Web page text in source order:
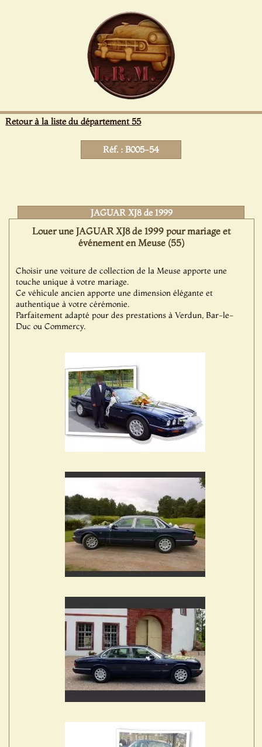
Retour à la liste du département 55
Réf. : B005-54
JAGUAR XJ8 de 1999
Louer une JAGUAR XJ8 de 1999 pour mariage et
événement en Meuse (55)
Choisir une voiture de collection de la Meuse apporte une
touche unique à votre mariage.
Ce véhicule ancien apporte une dimension élégante et
authentique à votre cérémonie.
Parfaitement adapté pour des prestations à Verdun, Bar-le-
Duc ou Commercy.